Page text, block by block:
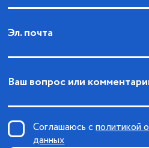
Эл. почта
Ваш вопрос или
Соглашаюсь сполитикой
данных